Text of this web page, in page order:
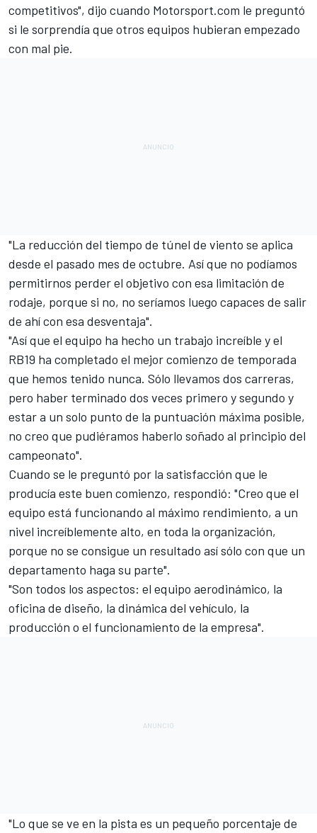
competitivos", dijo cuando Motorsport.com le preguntó
si le sorprendía que otros equipos hubieran empezado
con mal pie.
"La reducción del tiempo de túnel de viento se aplica
desde el pasado mes de octubre. Así que no podíamos
permitirnos perder el objetivo con esa limitación de
rodaje, porque si no, no seríamos luego capaces de salir
de ahí con esa desventaja".
"Así que el equipo ha hecho un trabajo increíble y el
RB19 ha completado el mejor comienzo de temporada
que hemos tenido nunca. Sólo llevamos dos carreras,
pero haber terminado dos veces primero y segundo y
estar a un solo punto de la puntuación máxima posible,
no creo que pudiéramos haberlo soñado al principio del
campeonato".
Cuando se le preguntó por la satisfacción que le
producía este buen comienzo, respondió: "Creo que el
equipo está funcionando al máximo rendimiento, a un
nivel increíblemente alto, en toda la organización,
porque no se consigue un resultado así sólo con que un
departamento haga su parte".
"Son todos los aspectos: el equipo aerodinámico, la
oficina de diseño, la dinámica del vehículo, la
producción o el funcionamiento de la empresa".
"Lo que se ve en la pista es un pequeño porcentaje de